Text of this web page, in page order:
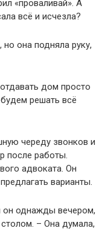
«проваливай». А
всё и исчезла?
она подняла руку,
дом просто
решать всё
череду звонков и
после работы.
адвоката. Он
варианты.
он однажды вечером,
– Она думала,